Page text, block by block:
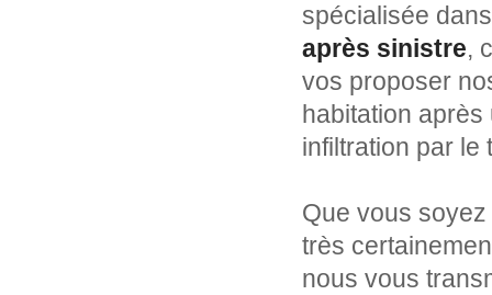
spécialisée
après sinistre,
vos proposer
habitation après
infiltration par le
Que vous
très
nous vous